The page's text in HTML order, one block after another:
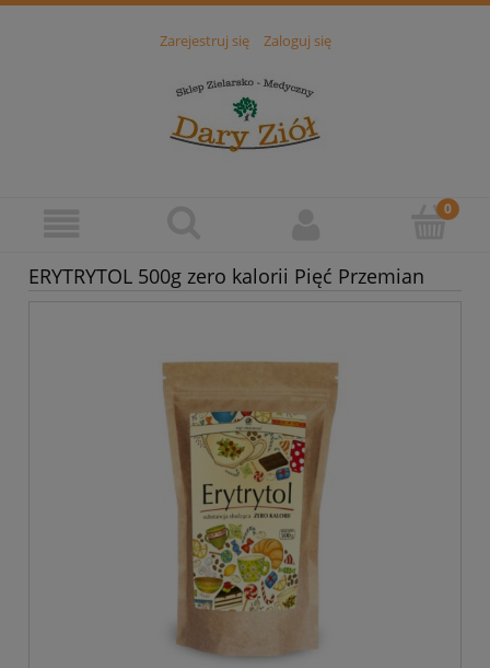
Zarejestruj się Zaloguj się
ERYTRYTOL 500g zero kalorii Pięć Przemian